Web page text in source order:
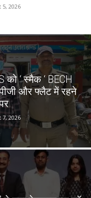
5, 2026
‘ स्मैक ‘ BECH
और फ्लैट में रहने
7, 2026